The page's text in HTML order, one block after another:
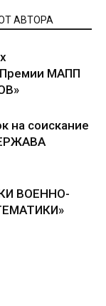
АВТОРА
МАПП
на соискание
ВОЕННО-